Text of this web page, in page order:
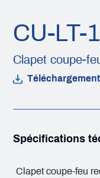
CU-LT-
Clapet coupe-
Spécifications
Clapet coupe-feu